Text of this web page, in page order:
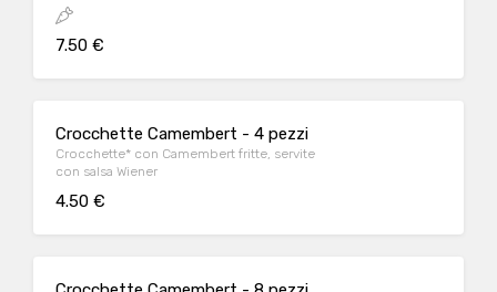
7.50 €
Crocchette Camembert - 4 pezzi
Crocchette* con Camembert fritte, servite
con salsa Wiener
4.50 €